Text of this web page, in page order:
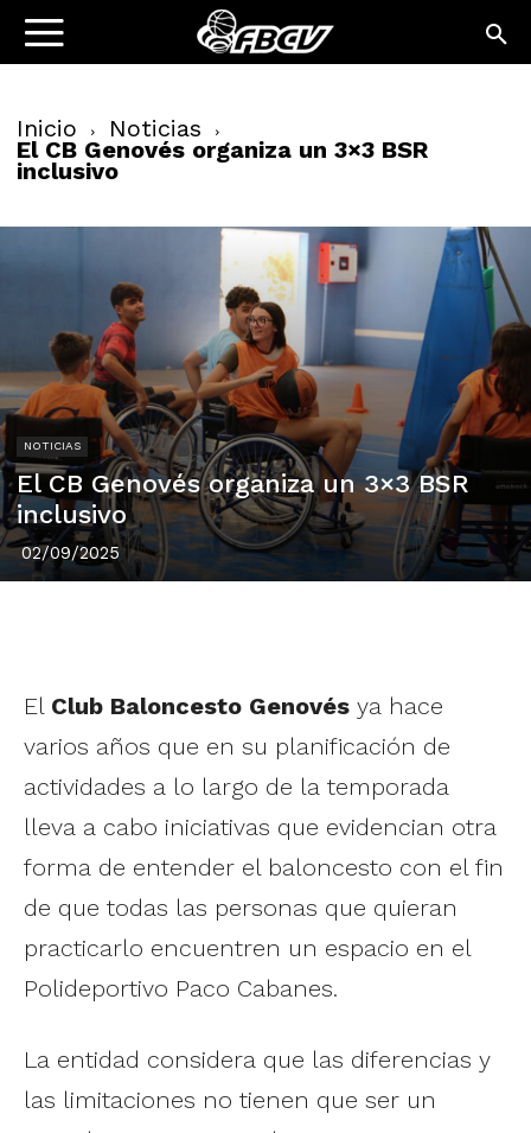
Inicio Noticias
El CB Genovés organiza un 3×3 BSR
inclusivo
NOTICIAS
El CB Genovés organiza un 3×3 BSR
inclusivo
02/09/2025
El Club Baloncesto Genovés ya hace
varios años que en su planificación de
actividades a lo largo de la temporada
lleva a cabo iniciativas que evidencian otra
forma de entender el baloncesto con el fin
de que todas las personas que quieran
practicarlo encuentren un espacio en el
Polideportivo Paco Cabanes.
La entidad considera que las diferencias y
las limitaciones no tienen que ser un